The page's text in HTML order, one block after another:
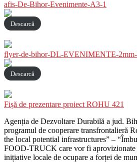
afis-De-Bihor-Evenimente-A3-1
Descarcă
flyer-de-bihor-DL-EVENIMENTE-2mm-
Descarcă
Fișă de prezentare proiect ROHU 421
Agenția de Dezvoltare Durabilă a jud.
programul de cooperare transfrontalieră
the local potential infrastructures” –
FOOD-TRUCK care vor fi aprovizionate
inițiative locale de ocupare a forței de